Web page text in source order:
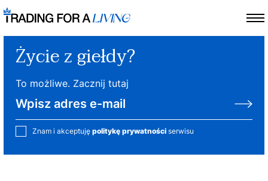
Życie z giełdy?
To możliwe. Zacznij tutaj
Znam i akceptuję politykę prywatności serwisu